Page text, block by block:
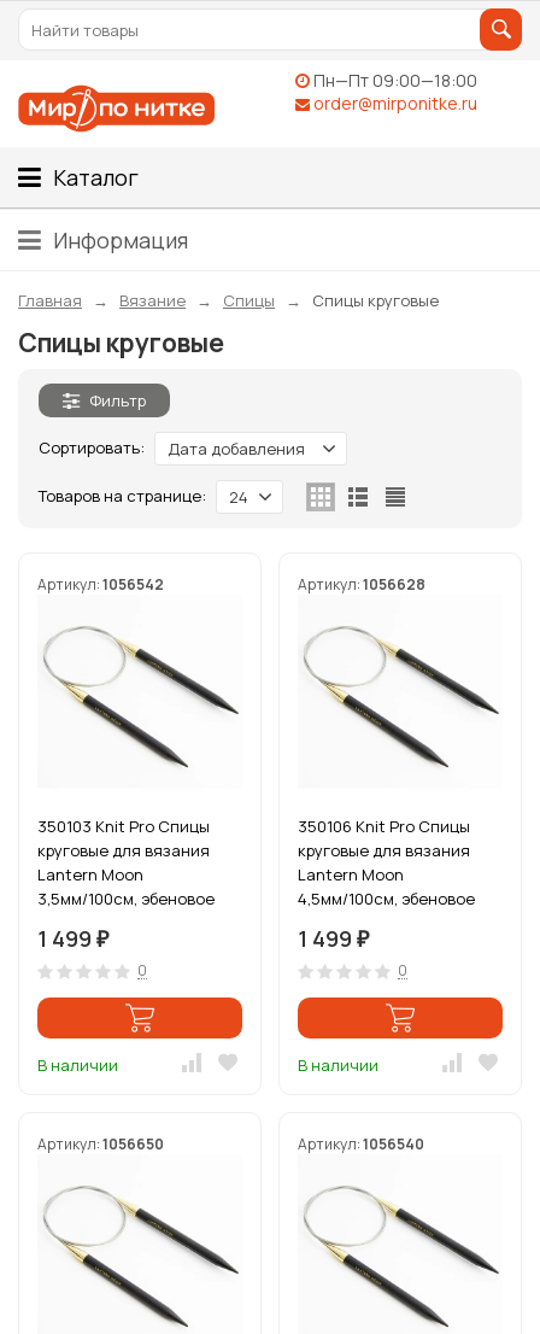
Пн—Пт 09:00—18:00
order@mirponitke.ru
Каталог
Информация
Главная Вязание Спицы Спицы круговые
Спицы круговые
Фильтр
Сортировать: Дата добавления
Товаров на странице: 24
Артикул:1056542
350103 Knit Pro Спицы
круговые для вязания
Lantern Moon
3,5мм/100см, эбеновое
1 499 ₽
0
В наличии
Артикул:1056628
350106 Knit Pro Спицы
круговые для вязания
Lantern Moon
4,5мм/100см, эбеновое
1 499 ₽
0
В наличии
Артикул:1056650 Артикул:1056540